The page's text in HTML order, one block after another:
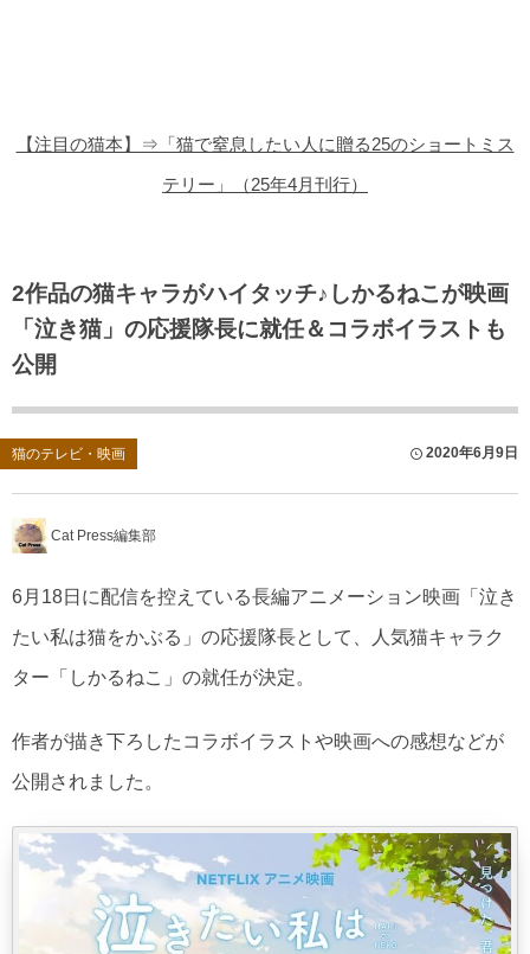
【注目の猫本】⇒「猫で窒息したい人に贈る25のショートミス
テリー」（25年4月刊行）
2作品の猫キャラがハイタッチ♪しかるねこが映画
「泣き猫」の応援隊長に就任＆コラボイラストも
公開
猫のテレビ・映画 2020年6月9日
Cat Press編集部
6月18日に配信を控えている長編アニメーション映画「泣き
たい私は猫をかぶる」の応援隊長として、人気猫キャラク
ター「しかるねこ」の就任が決定。
作者が描き下ろしたコラボイラストや映画への感想などが
公開されました。
猫のゲーム・アプリ
猫のフリー写真素材